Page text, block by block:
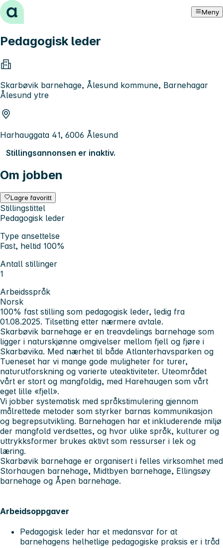
Hopp til innhold Meny
Pedagogisk leder
Skarbøvik barnehage, Ålesund kommune, Barnehagar
Ålesund ytre
Harhauggata 41, 6006 Ålesund
Stillingsannonsen er inaktiv.
Om jobben
Lagre favoritt
Stillingstittel
Pedagogisk leder
Type ansettelse
Fast, heltid 100%
Antall stillinger
1
Arbeidsspråk
Norsk
100% fast stilling som pedagogisk leder, ledig fra
01.08.2025. Tilsetting etter nærmere avtale.
Skarbøvik barnehage er en treavdelings barnehage som
ligger i naturskjønne omgivelser mellom fjell og fjøre i
Skarbøvika. Med nærhet til både Atlanterhavsparken og
Tueneset har vi mange gode muligheter for turer,
naturutforskning og varierte uteaktiviteter. Uteområdet
vårt er stort og mangfoldig, med Harehaugen som vårt
eget lille «fjell».
Vi jobber systematisk med språkstimulering gjennom
målrettede metoder som styrker barnas kommunikasjon
og begrepsutvikling. Barnehagen har et inkluderende miljø
der mangfold verdsettes, og hvor ulike språk, kulturer og
uttrykksformer brukes aktivt som ressurser i lek og
læring.
Skarbøvik barnehage er organisert i felles virksomhet med
Storhaugen barnehage, Midtbyen barnehage, Ellingsøy
barnehage og Åpen barnehage.
Arbeidsoppgaver
Pedagogisk leder har et medansvar for at
barnehagens helhetlige pedagogiske praksis er i tråd